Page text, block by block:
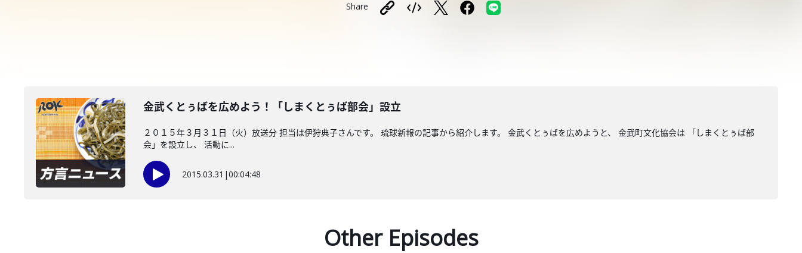
Share
金武くとぅばを広めよう！「しまくとぅば部会」設立
２０１５年３月３１日（火）放送分 担当は伊狩典子さんです。 琉球新報の記事から紹介します。 金武くとぅばを広めようと、 金武町文化協会は 「しまくとぅば部
会」を設立し、 活動に...
2015.03.31 |00:04:48
Other Episodes